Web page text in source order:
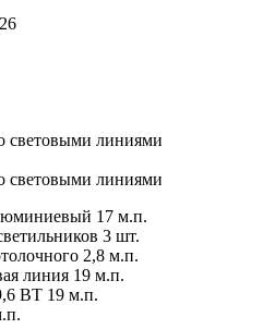
световыми линиями
световыми линиями
17 м.п.
3 шт.
2,8 м.п.
линия 19 м.п.
ВТ 19 м.п.